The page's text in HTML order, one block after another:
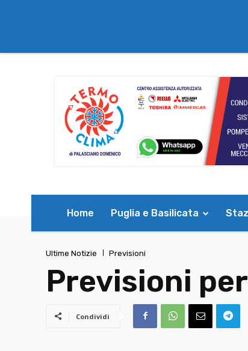
Home Puglia e Basilicata
Ultime Notizie Previsioni
Previsioni
Condividi